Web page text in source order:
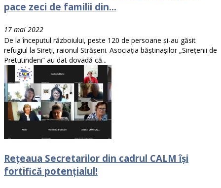
pace zeci de familii din...
17 mai 2022
De la începutul războiului, peste 120 de persoane și-au găsit
refugiul la Sireți, raionul Strășeni. Asociația băștinașilor „Sirețenii de
Pretutindeni” au dat dovadă că...
Rețeaua Secretarilor din cadrul CALM își
fortifică potențialul!